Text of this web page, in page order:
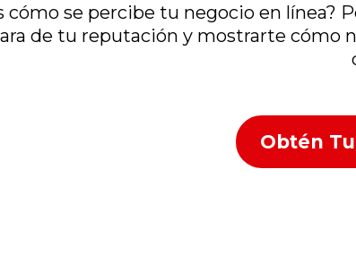
cómo se percibe tu negocio en línea?
de tu reputación y mostrarte cómo
Obtén